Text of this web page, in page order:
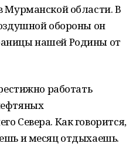
Мурманской области. В
обороны он
нашей Родины от
работать
Севера. Как говорится,
и месяц отдыхаешь.